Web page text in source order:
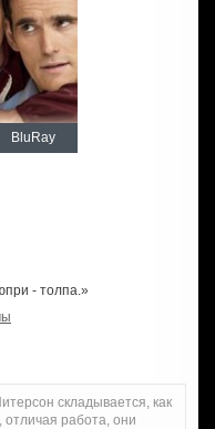
BluRay
- толпа.»
складывается, как
отличая работа, они